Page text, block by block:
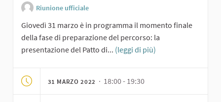
Riunione ufficiale
Giovedì 31 marzo è in programma il momento finale
della fase di preparazione del percorso: la
presentazione del Patto di... (leggi di più)
31 MARZO 2022 · 18:00 - 19:30